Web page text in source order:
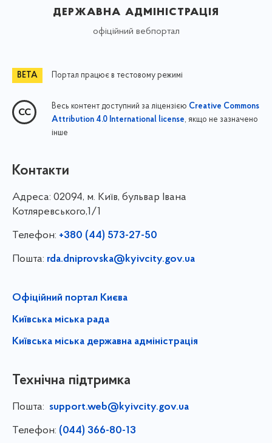
державна адміністрація
офіційний вебпортал
Портал працює в тестовому режимі
Весь контент доступний за ліцензією Creative Commons
Attribution 4.0 International license, якщо не зазначено
інше
Контакти
Адреса: 02094, м. Київ, бульвар Івана
Котляревського,1/1
Телефон: +380 (44) 573-27-50
Пошта: rda.dniprovska@kyivcity.gov.ua
Офіційний портал Києва
Київська міська рада
Київська міська державна адміністрація
Технічна підтримка
Пошта: support.web@kyivcity.gov.ua
Телефон: (044) 366-80-13